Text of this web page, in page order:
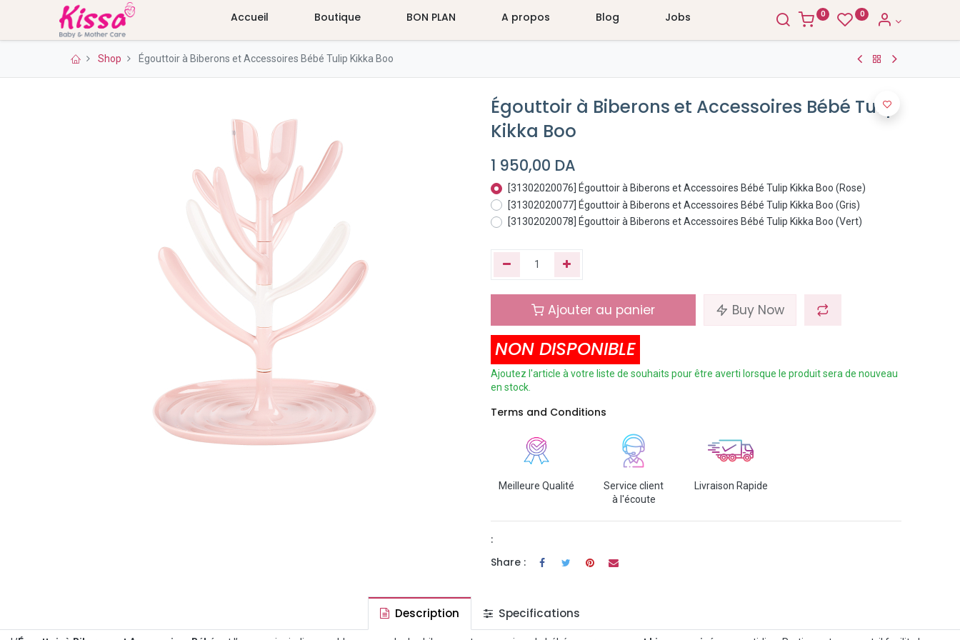
Accueil Boutique BON PLAN A propos Blog Jobs 0 0
Shop Égouttoir à Biberons et Accessoires Bébé Tulip Kikka Boo
Égouttoir à Biberons et Accessoires Bébé Tulip
Kikka Boo
1 950,00 DA
[31302020076] Égouttoir à Biberons et Accessoires Bébé Tulip Kikka Boo (Rose)
[31302020077] Égouttoir à Biberons et Accessoires Bébé Tulip Kikka Boo (Gris)
[31302020078] Égouttoir à Biberons et Accessoires Bébé Tulip Kikka Boo (Vert)
Ajouter au panier Buy Now
NON DISPONIBLE
Ajoutez l'article à votre liste de souhaits pour être averti lorsque le produit sera de nouveau
en stock.
Terms and Conditions
Meilleure Qualité
Service client
à l'écoute
Livraison Rapide
:
Share :
Description Specifications